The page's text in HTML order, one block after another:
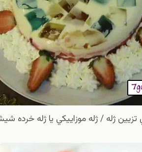
موزاييكي يا ژله خرده شيشه